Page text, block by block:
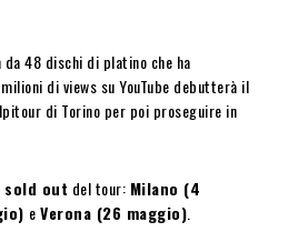
48 dischi di platino che ha
di views su YouTube debutterà il
di Torino per poi proseguire in
sold out del tour: Milano (4
eVerona (26 maggio)